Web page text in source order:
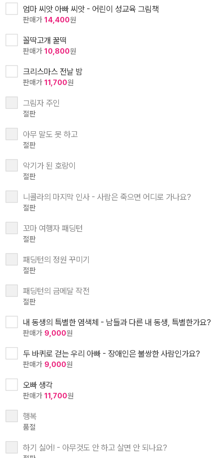
엄마 씨앗 아빠 씨앗 - 어린이 성교육 그림책
판매가 14,400원
꼴딱고개 꿀떡
판매가 10,800원
크리스마스 전날 밤
판매가 11,700원
그림자 주인
절판
아무 말도 못 하고
절판
악기가 된 호랑이
절판
니콜라의 마지막 인사 - 사람은 죽으면 어디로 가나요?
절판
꼬마 여행자 패딩턴
절판
패딩턴의 정원 꾸미기
절판
패딩턴의 금메달 작전
절판
내 동생의 특별한 염색체 - 남들과 다른 내 동생, 특별한가요?
판매가 9,000원
두 바퀴로 걷는 우리 아빠 - 장애인은 불쌍한 사람인가요?
판매가 9,000원
오빠 생각
판매가 11,700원
행복
품절
하기 싫어! - 아무것도 안 하고 살면 안 되나요?